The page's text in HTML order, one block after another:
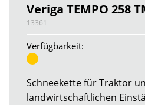
Veriga TEMPO 258
13361
Verfügbarkeit:
Schneekette für Traktor
landwirtschaftlichen